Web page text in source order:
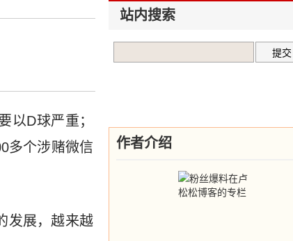
以D球严重；
多个涉赌微信
发展，越来越
站内搜索
作者介绍